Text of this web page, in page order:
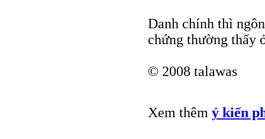
Danh chính thì
chứng thường thấy
© 2008 talawas
Xem thêm ý kiến